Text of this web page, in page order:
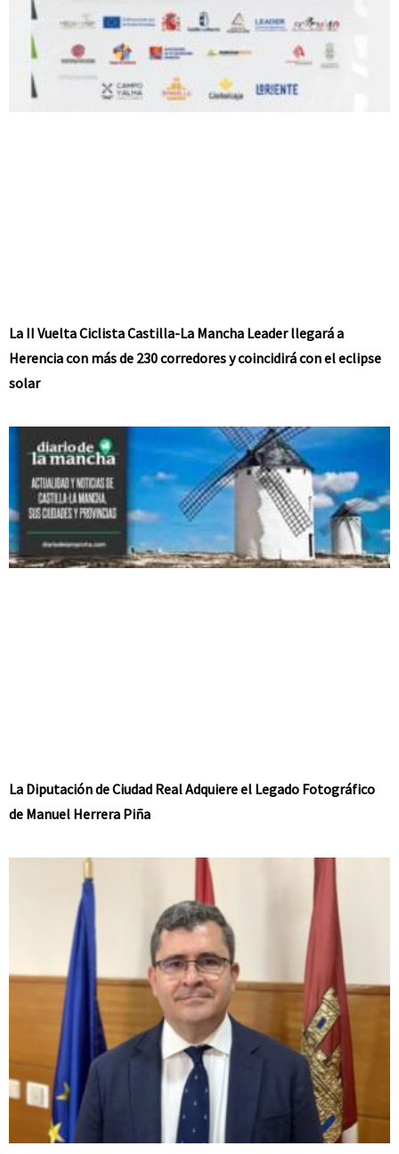
La II Vuelta Ciclista Castilla-La Mancha Leader llegará a
Herencia con más de 230 corredores y coincidirá con el eclipse
solar
La Diputación de Ciudad Real Adquiere el Legado Fotográfico
de Manuel Herrera Piña